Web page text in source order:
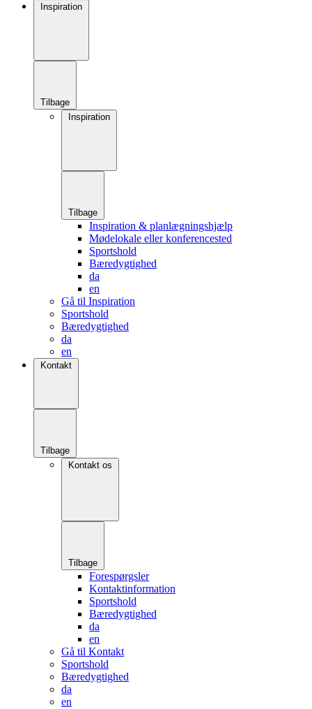
Inspiration
Tilbage
Inspiration
Tilbage
Inspiration & planlægningshjælp
Mødelokale eller konferencested
Sportshold
Bæredygtighed
da
en
Gå til Inspiration
Sportshold
Bæredygtighed
da
en
Kontakt
Tilbage
Kontakt os
Tilbage
Forespørgsler
Kontaktinformation
Sportshold
Bæredygtighed
da
en
Gå til Kontakt
Sportshold
Bæredygtighed
da
en